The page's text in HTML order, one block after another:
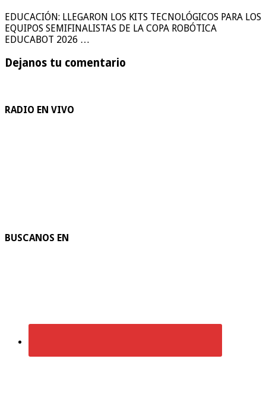
EDUCACIÓN: LLEGARON LOS KITS TECNOLÓGICOS PARA LOS
EQUIPOS SEMIFINALISTAS DE LA COPA ROBÓTICA
EDUCABOT 2026 …
Dejanos tu comentario
RADIO EN VIVO
BUSCANOS EN